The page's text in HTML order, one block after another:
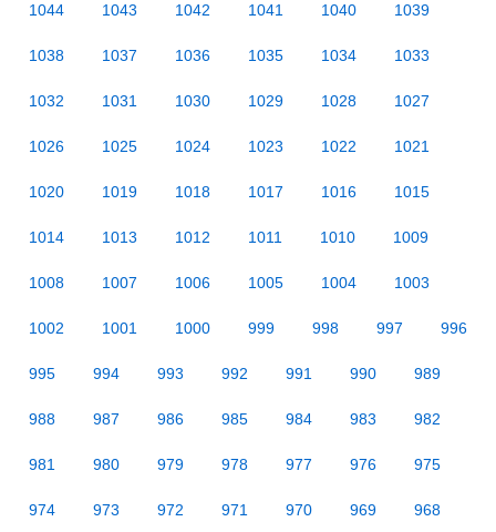
1044 1043 1042 1041 1040 1039
1038 1037 1036 1035 1034 1033
1032 1031 1030 1029 1028 1027
1026 1025 1024 1023 1022 1021
1020 1019 1018 1017 1016 1015
1014 1013 1012 1011 1010 1009
1008 1007 1006 1005 1004 1003
1002 1001 1000 999 998 997 996
995 994 993 992 991 990 989
988 987 986 985 984 983 982
981 980 979 978 977 976 975
974 973 972 971 970 969 968